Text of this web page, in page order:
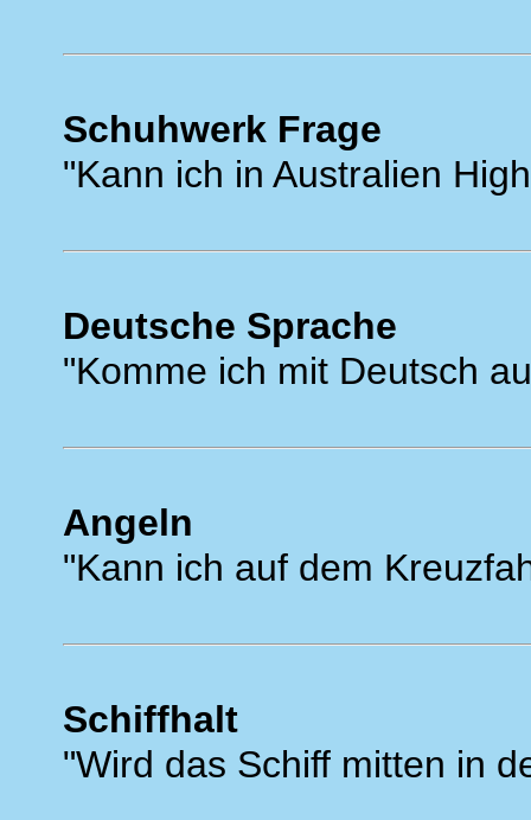
Schuhwerk Frage
"Kann ich in Australien
Deutsche Sprache
"Komme ich mit Deutsch
Angeln
"Kann ich auf dem
Schiffhalt
"Wird das Schiff mitten in